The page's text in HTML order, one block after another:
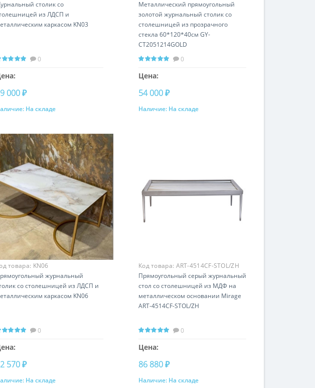
столик со
из ЛДСП и
каркасом KN03
0
000 ₽
Купить
На складе
Металлический прямоугольный
золотой журнальный столик со
столешницей из прозрачного
стекла 60*120*40см GY-
CT2051214GOLD
0
Цена:
54 000 ₽
Купить
Наличие: На складе
товара: KN06
журнальный
со столешницей из ЛДСП и
каркасом KN06
0
570 ₽
Купить
На складе
Код товара: ART-4514CF-STOL/ZH
Прямоугольный серый журнальный
стол со столешницей из МДФ на
металлическом основании Mirage
ART-4514CF-STOL/ZH
0
Цена:
86 880 ₽
Купить
Наличие: На складе